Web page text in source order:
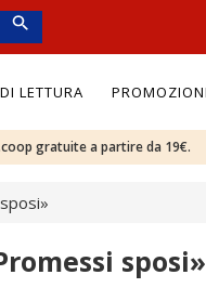
LETTURA PROMOZIONI
gratuite a partire da 19€.
sposi»